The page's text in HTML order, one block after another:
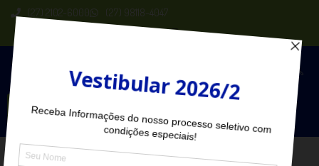
(27) 2102-6000 (27) 98118-4047
Seja Aluno